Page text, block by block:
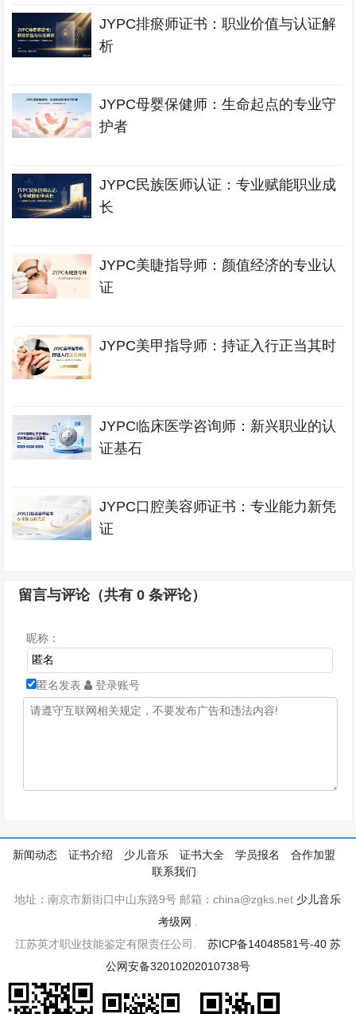
JYPC排瘀师证书：职业价值与认证解
析
JYPC母婴保健师：生命起点的专业守
护者
JYPC民族医师认证：专业赋能职业成
长
JYPC美睫指导师：颜值经济的专业认
证
JYPC美甲指导师：持证入行正当其时
JYPC临床医学咨询师：新兴职业的认
证基石
JYPC口腔美容师证书：专业能力新凭
证
留言与评论（共有0 条评论）
昵称：
匿名发表 登录账号
新闻动态 证书介绍 少儿音乐 证书大全 学员报名
合作加盟
联系我们
地址：南京市新街口中山东路9号 邮箱：china@zgks.net 少儿音乐
考级网
江苏英才职业技能鉴定有限责任公司. 苏ICP备14048581号-40 苏
公网安备32010202010738号